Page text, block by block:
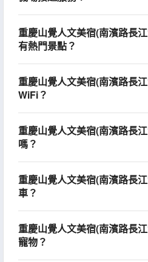
重慶山覺人文美宿(南濱路長
有熱門景點？
重慶山覺人文美宿(南濱路長
WiFi？
重慶山覺人文美宿(南濱路長
嗎？
重慶山覺人文美宿(南濱路長
車？
重慶山覺人文美宿(南濱路長
寵物？